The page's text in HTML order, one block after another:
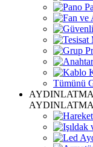
Tümünü
AYDINLATMA
AYDINLATMA